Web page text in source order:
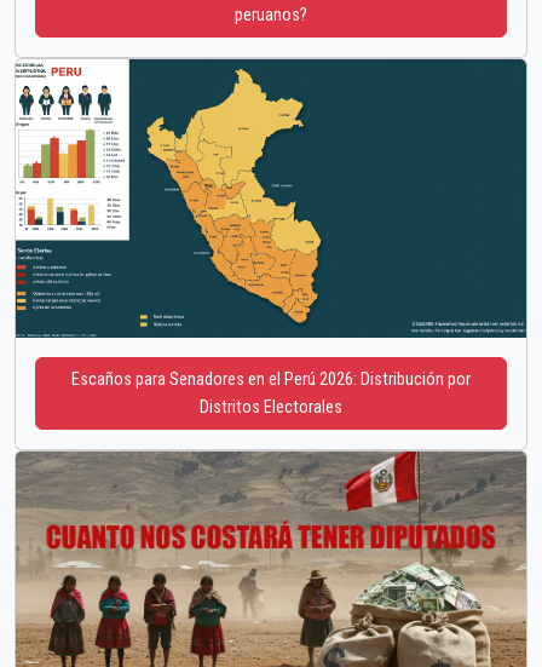
peruanos?
Escaños para Senadores en el Perú 2026: Distribución por
Distritos Electorales